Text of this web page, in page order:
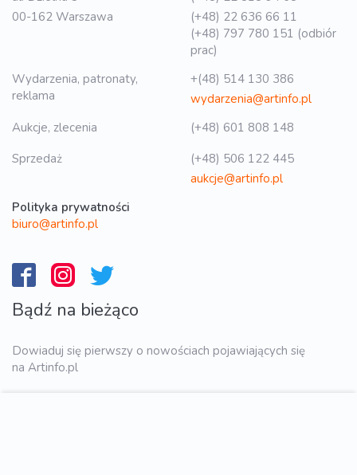
00-162 Warszawa
(+48) 22 636 66 11
(+48) 797 780 151 (odbiór
prac)
Wydarzenia, patronaty,
reklama
+(48) 514 130 386
wydarzenia@artinfo.pl
Aukcje, zlecenia
(+48) 601 808 148
Sprzedaż
(+48) 506 122 445
aukcje@artinfo.pl
Polityka prywatności
biuro@artinfo.pl
Bądź na bieżąco
Dowiaduj się pierwszy o nowościach pojawiających się
na Artinfo.pl